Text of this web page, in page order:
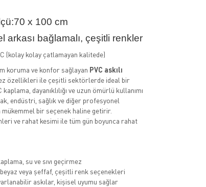
x 100 cm
arkası bağlamalı, çeşitli renkler
(kolay kolay çatlamayan kalitede)
koruma ve konfor sağlayan PVC askılı
özellikleri ile çeşitli sektörlerde ideal bir
dayanıklılığı ve uzun ömürlü kullanımı
endüstri, sağlık ve diğer profesyonel
bir seçenek haline getirir.
ve rahat kesimi ile tüm gün boyunca rahat
su ve sıvı geçirmez
veya şeffaf, çeşitli renk seçenekleri
askılar, kişisel uyumu sağlar